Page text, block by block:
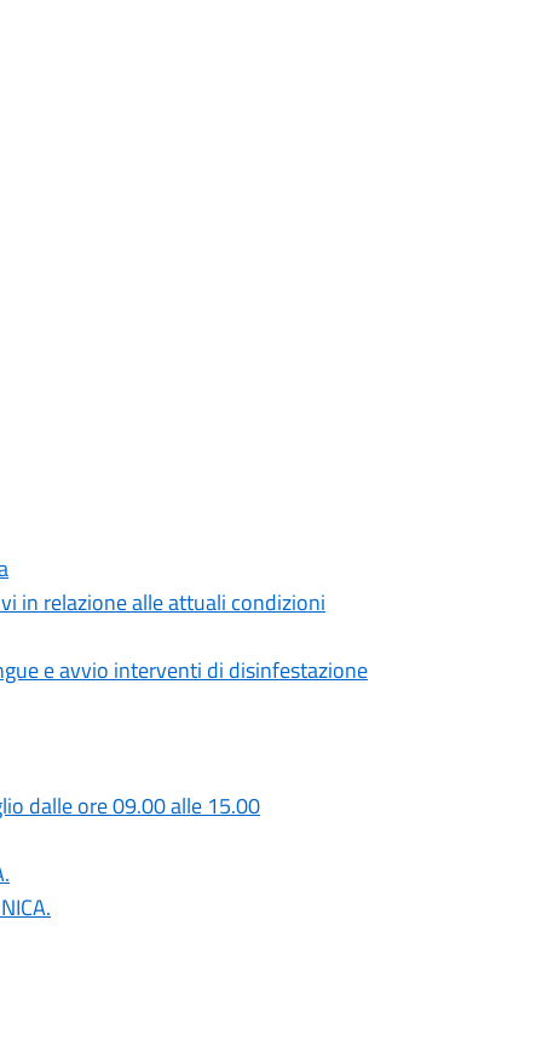
in relazione alle attuali condizioni
e avvio interventi di disinfestazione
dalle ore 09.00 alle 15.00